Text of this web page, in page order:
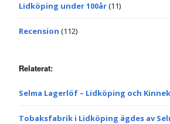
Lidköping under 100år(11)
Recension (112)
Relaterat:
Selma Lagerlöf – Lidköping och
Tobaksfabrik i Lidköping ägdes av